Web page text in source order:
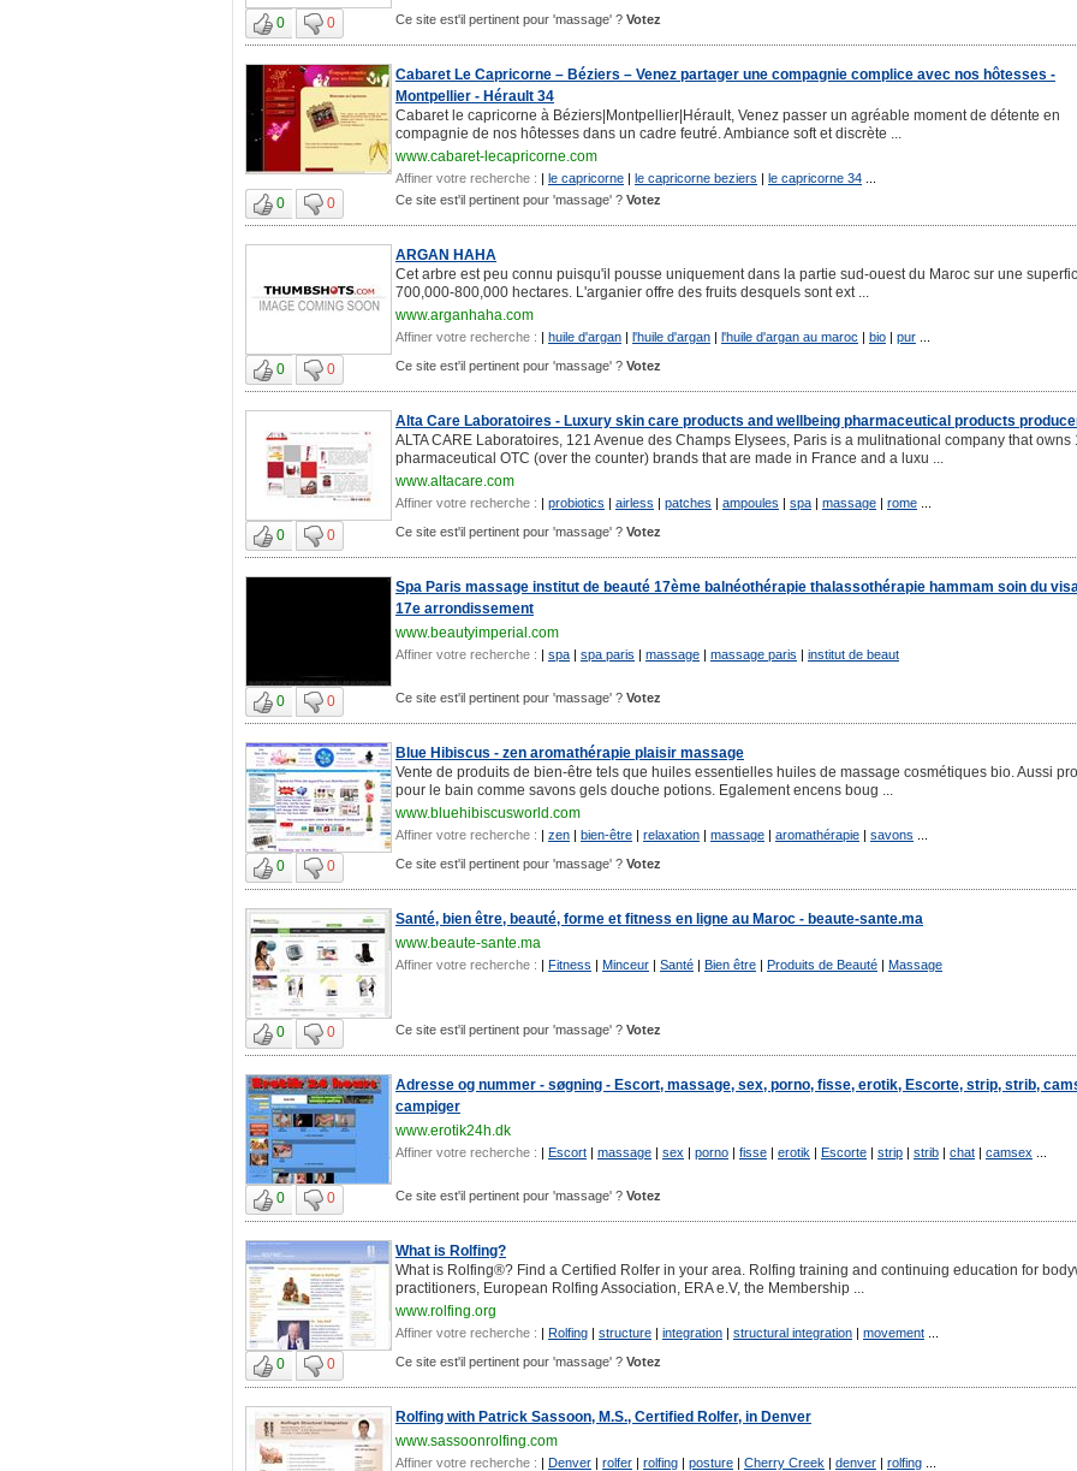
0 0 Ce site est'il pertinent pour 'massage' ? Votez
Cabaret Le Capricorne – Béziers – Venez partager une compagnie complice avec nos hôtesses -
Montpellier - Hérault 34
Cabaret le capricorne à Béziers|Montpellier|Hérault, Venez passer un agréable moment de détente en
compagnie de nos hôtesses dans un cadre feutré. Ambiance soft et discrète ...
www.cabaret-lecapricorne.com
Affiner votre recherche : | le capricorne | le capricorne beziers | le capricorne 34
0 0 Ce site est'il pertinent pour 'massage' ? Votez
ARGAN HAHA
Cet arbre est peu connu puisqu'il pousse uniquement dans la partie sud-ouest du Maroc sur une
700,000-800,000 hectares. L'arganier offre des fruits desquels sont ext ...
www.arganhaha.com
Affiner votre recherche : | huile d'argan | l'huile d'argan | l'huile d'argan au maroc | bio | pur
0 0 Ce site est'il pertinent pour 'massage' ? Votez
Alta Care Laboratoires - Luxury skin care products and wellbeing pharmaceutical products
ALTA CARE Laboratoires, 121 Avenue des Champs Elysees, Paris is a mulitnational company that owns
pharmaceutical OTC (over the counter) brands that are made in France and a luxu ...
www.altacare.com
Affiner votre recherche : | probiotics | airless | patches | ampoules | spa | massage | rome
0 0 Ce site est'il pertinent pour 'massage' ? Votez
Spa Paris massage institut de beauté 17ème balnéothérapie thalassothérapie hammam soin du
17e arrondissement
www.beautyimperial.com
Affiner votre recherche : | spa | spa paris | massage | massage paris | institut de beaut
0 0 Ce site est'il pertinent pour 'massage' ? Votez
Blue Hibiscus - zen aromathérapie plaisir massage
Vente de produits de bien-être tels que huiles essentielles huiles de massage cosmétiques bio. Aussi
pour le bain comme savons gels douche potions. Egalement encens boug ...
www.bluehibiscusworld.com
Affiner votre recherche : | zen | bien-être | relaxation | massage | aromathérapie | savons
0 0 Ce site est'il pertinent pour 'massage' ? Votez
Santé, bien être, beauté, forme et fitness en ligne au Maroc - beaute-sante.ma
www.beaute-sante.ma
Affiner votre recherche : | Fitness | Minceur | Santé | Bien être | Produits de Beauté | Massage
0 0 Ce site est'il pertinent pour 'massage' ? Votez
Adresse og nummer - søgning - Escort, massage, sex, porno, fisse, erotik, Escorte, strip, strib,
campiger
www.erotik24h.dk
Affiner votre recherche : | Escort | massage | sex | porno | fisse | erotik | Escorte | strip | strib | chat | camsex
0 0 Ce site est'il pertinent pour 'massage' ? Votez
What is Rolfing?
What is Rolfing®? Find a Certified Rolfer in your area. Rolfing training and continuing education for
practitioners, European Rolfing Association, ERA e.V, the Membership ...
www.rolfing.org
Affiner votre recherche : | Rolfing | structure | integration | structural integration | movement
0 0 Ce site est'il pertinent pour 'massage' ? Votez
Rolfing with Patrick Sassoon, M.S., Certified Rolfer, in Denver
www.sassoonrolfing.com
Affiner votre recherche : | Denver | rolfer | rolfing | posture | Cherry Creek | denver | rolfing